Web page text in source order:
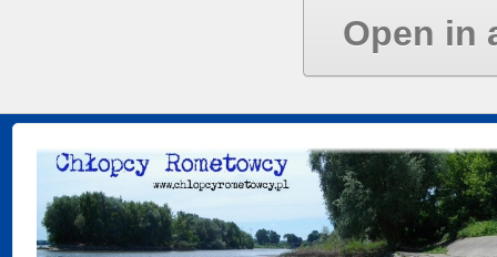
Open in